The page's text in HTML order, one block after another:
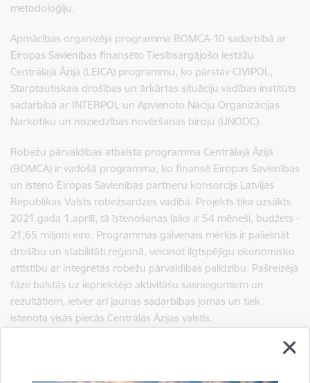
metodoloģiju.
Apmācības organizēja programma BOMCA-10 sadarbībā ar
Eiropas Savienības finansēto Tiesībsargājošo iestāžu
Centrālajā Āzijā (LEICA) programmu, ko pārstāv CIVIPOL,
Starptautiskais drošības un ārkārtas situāciju vadības institūts
sadarbībā ar INTERPOL un Apvienoto Nāciju Organizācijas
Narkotiku un noziedzības novēršanas biroju (UNODC).
Robežu pārvaldības atbalsta programma Centrālajā Āzijā
(BOMCA) ir vadošā programma, ko finansē Eiropas Savienības
un īsteno Eiropas Savienības partneru konsorcijs Latvijas
Republikas Valsts robežsardzes vadībā. Projekts tika uzsākts
2021.gada 1.aprīlī, tā īstenošanas laiks ir 54 mēneši, budžets -
21,65 miljoni eiro. Programmas galvenais mērķis ir palielināt
drošību un stabilitāti reģionā, veicinot ilgtspējīgu ekonomisko
attīstību ar integrētās robežu pārvaldības palīdzību. Pašreizējā
fāze balstās uz iepriekšējo aktivitāšu sasniegumiem un
rezultātiem, ietver arī jaunas sadarbības jomas un tiek
īstenota visās piecās Centrālās Āzijas valstīs.
Papildu informācijas iegūšanai par BOMCA-10 programmu,